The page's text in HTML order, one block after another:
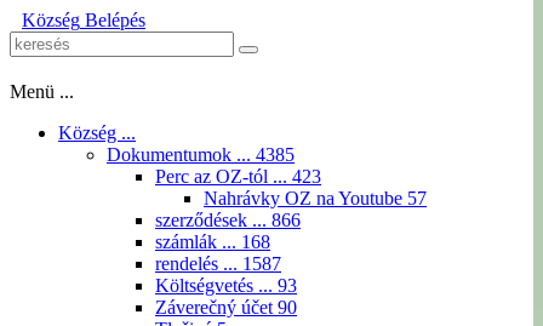
Község Belépés
Menü ...
Község ...
Dokumentumok ... 4385
Perc az OZ-tól ... 423
Nahrávky OZ na Youtube 57
szerződések ... 866
számlák ... 168
rendelés ... 1587
Költségvetés ... 93
Záverečný účet 90